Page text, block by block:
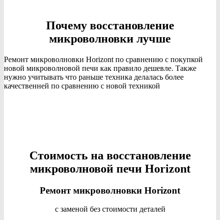
Почему восстановление
микроволновки лучше
Ремонт микроволновки Horizont по сравнению с покупкой
новой микроволновой печи как правило дешевле. Также
нужно учитывать что раньше техника делалась более
качественней по сравнению с новой техникой
Стоимость на восстановление
микроволновой печи Horizont
Ремонт микроволновки Horizont
с заменой без стоимости деталей